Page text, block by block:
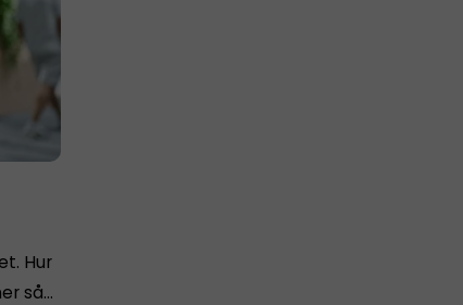
Hur
så…